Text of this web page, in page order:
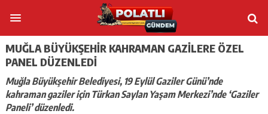
MUĞLA BÜYÜKŞEHIR KAHRAMAN GAZILERE ÖZEL
PANEL DÜZENLEDI
Muğla Büyükşehir Belediyesi, 19 Eylül Gaziler Günü’nde
kahraman gaziler için Türkan Saylan Yaşam Merkezi’nde ‘Gaziler
Paneli’ düzenledi.